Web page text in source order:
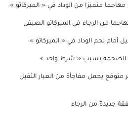
متميزا من الوداد في « الميركاتو »
من الرجاء في الميركاتو الصيفي
أمام نجم الوداد في « الميركاتو »
الضخمة بسبب « شرط واحد »
متوقع يحمل مفاجأة من العيار الثقيل
جديدة من الرجاء